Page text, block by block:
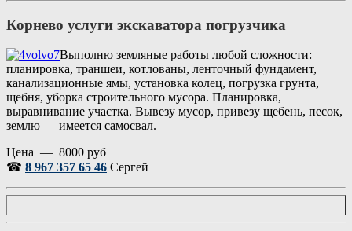
Корнево услуги экскаватора погрузчика
Выполню земляные работы любой сложности:
планировка, траншеи, котлованы, ленточный фундамент,
канализационные ямы, установка колец, погрузка грунта,
щебня, уборка строительного мусора. Планировка,
выравнивание участка. Вывезу мусор, привезу щебень, песок,
землю — имеется самосвал.
Цена — 8000 руб
☎ 8 967 357 65 46 Сергей